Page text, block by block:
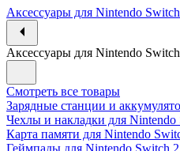
Аксессуары для Nintendo
Аксессуары для Nintendo
Смотреть все товары
Зарядные станции и
Чехлы и накладки для Nintendo
Карта памяти для Nintendo
Геймпады для Nintendo Switch 2